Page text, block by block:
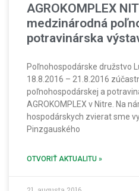
AGROKOMPLEX
medzinárodná
potravinárska
Poľnohospodárske družstvo
18.8.2016 – 21.8.2016
poľnohospodárskej a
AGROKOMPLEX v Nitre. Na
hospodárskych zvierat sme
Pinzgauského
OTVORIŤ AKTUALITU »